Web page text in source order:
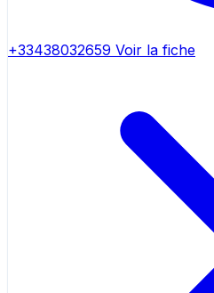
+33438032659 Voir la fiche